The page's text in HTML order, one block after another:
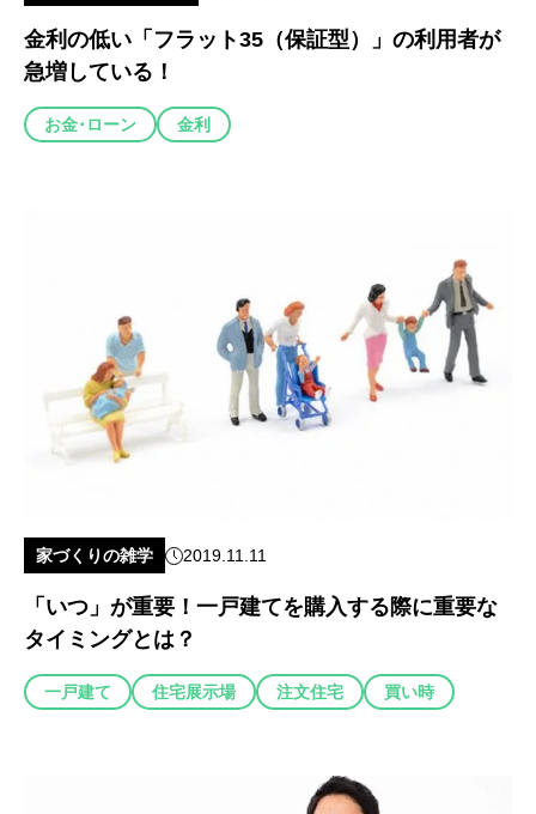
金利の低い「フラット35（保証型）」の利用者が
急増している！
お金･ローン 金利
家づくりの雑学 2019.11.11
「いつ」が重要！一戸建てを購入する際に重要な
タイミングとは？
一戸建て 住宅展示場 注文住宅 買い時